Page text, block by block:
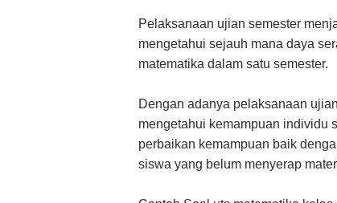
Pelaksanaan ujian semester
mengetahui sejauh mana daya
matematika dalam satu semester.
Dengan adanya pelaksanaan
mengetahui kemampuan individu
perbaikan kemampuan baik
siswa yang belum menyerap